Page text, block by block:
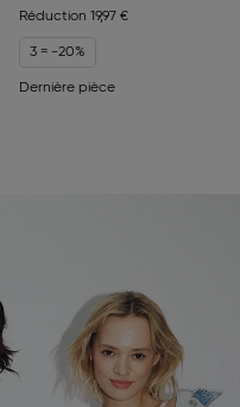
Réduction 19,97 €
3 = -20%
Dernière pièce